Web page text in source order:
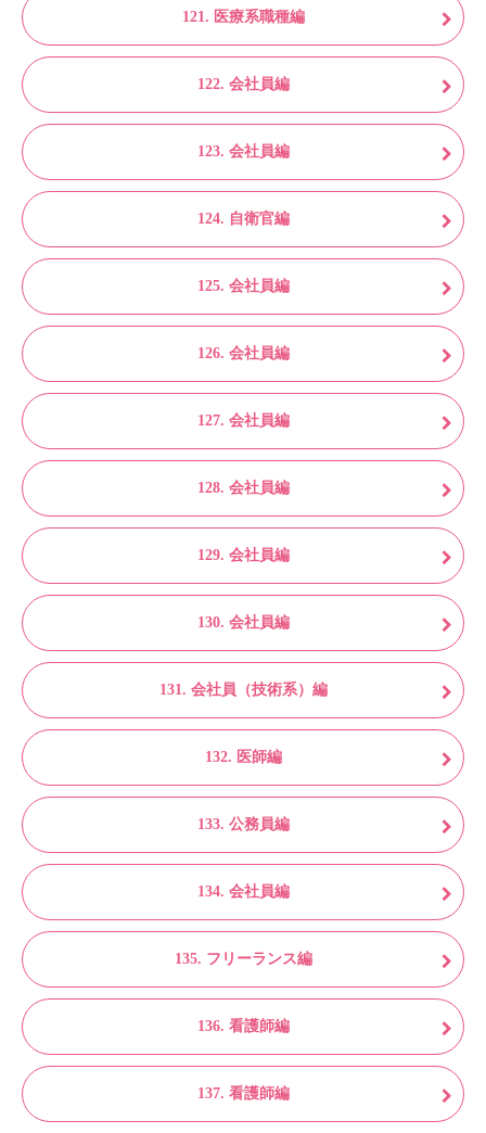
121. 医療系職種編
122. 会社員編
123. 会社員編
124. 自衛官編
125. 会社員編
126. 会社員編
127. 会社員編
128. 会社員編
129. 会社員編
130. 会社員編
131. 会社員（技術系）編
132. 医師編
133. 公務員編
134. 会社員編
135. フリーランス編
136. 看護師編
137. 看護師編